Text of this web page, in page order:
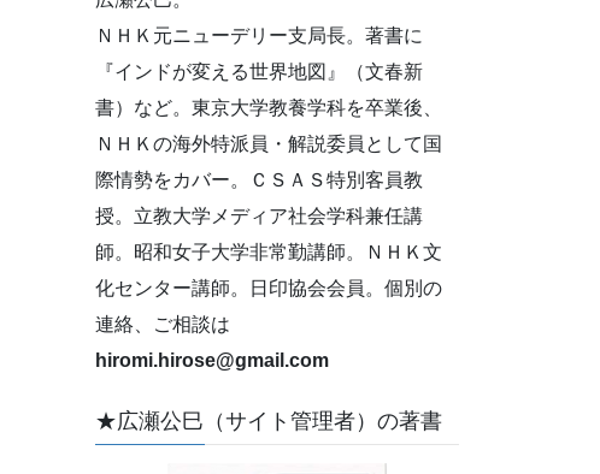
ＮＨＫ元ニューデリー支局長。著書に
『インドが変える世界地図』（文春新
書）など。東京大学教養学科を卒業後、
ＮＨＫの海外特派員・解説委員として国
際情勢をカバー。ＣＳＡＳ特別客員教
授。立教大学メディア社会学科兼任講
師。昭和女子大学非常勤講師。ＮＨＫ文
化センター講師。日印協会会員。個別の
連絡、ご相談は
hiromi.hirose@gmail.com
★広瀬公巳（サイト管理者）の著書